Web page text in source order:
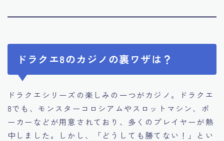
ドラクエ8のカジノの裏ワザは？
ドラクエシリーズの楽しみの一つがカジノ。ドラクエ
8でも、モンスターコロシアムやスロットマシン、ポ
ーカーなどが用意されており、多くのプレイヤーが熱
中しました。しかし、「どうしても勝てない！」とい